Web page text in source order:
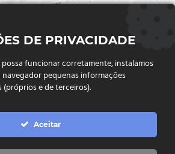
Nº 310, Jardim Rio Claro. CEP
DE PRIVACIDADE
possa funcionar corretamente, instalamos
pequenas informações
e de terceiros).
Aceitar